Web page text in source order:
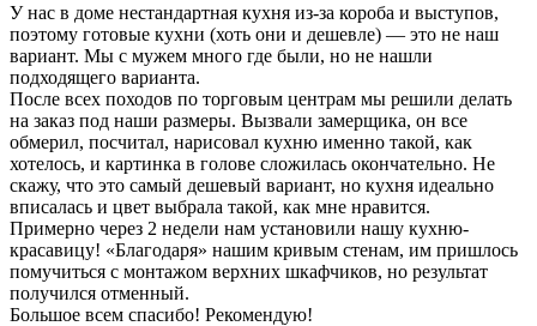
У нас в доме нестандартная кухня из-за короба и выступов,
поэтому готовые кухни (хоть они и дешевле) — это не наш
вариант. Мы с мужем много где были, но не нашли
подходящего варианта.
После всех походов по торговым центрам мы решили делать
на заказ под наши размеры. Вызвали замерщика, он все
обмерил, посчитал, нарисовал кухню именно такой, как
хотелось, и картинка в голове сложилась окончательно. Не
скажу, что это самый дешевый вариант, но кухня идеально
вписалась и цвет выбрала такой, как мне нравится.
Примерно через 2 недели нам установили нашу кухню-
красавицу! «Благодаря» нашим кривым стенам, им пришлось
помучиться с монтажом верхних шкафчиков, но результат
получился отменный.
Большое всем спасибо! Рекомендую!